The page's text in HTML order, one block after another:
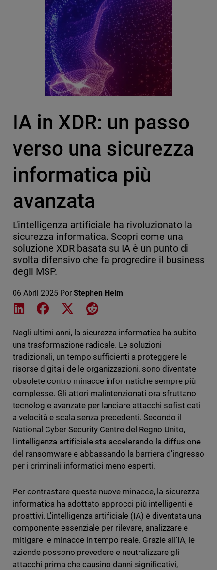
IA in XDR: un passo
verso una sicurezza
informatica più
avanzata
L'intelligenza artificiale ha rivoluzionato la
sicurezza informatica. Scopri come una
soluzione XDR basata su IA è un punto di
svolta difensivo che fa progredire il business
degli MSP.
06 Abril 2025 Por Stephen Helm
Share on LinkedIn
Share on Facebook
Share on XShare on Reddit
Negli ultimi anni, la sicurezza informatica ha subito
una trasformazione radicale. Le soluzioni
tradizionali, un tempo sufficienti a proteggere le
risorse digitali delle organizzazioni, sono diventate
obsolete contro minacce informatiche sempre più
complesse. Gli attori malintenzionati ora sfruttano
tecnologie avanzate per lanciare attacchi sofisticati
a velocità e scala senza precedenti. Secondo il
National Cyber ​​Security Centre del Regno Unito,
l'intelligenza artificiale sta accelerando la diffusione
del ransomware e abbassando la barriera d'ingresso
per i criminali informatici meno esperti.
Per contrastare queste nuove minacce, la sicurezza
informatica ha adottato approcci più intelligenti e
proattivi. L'intelligenza artificiale (IA) è diventata una
componente essenziale per rilevare, analizzare e
mitigare le minacce in tempo reale. Grazie all'IA, le
aziende possono prevedere e neutralizzare gli
attacchi prima che causino danni significativi,